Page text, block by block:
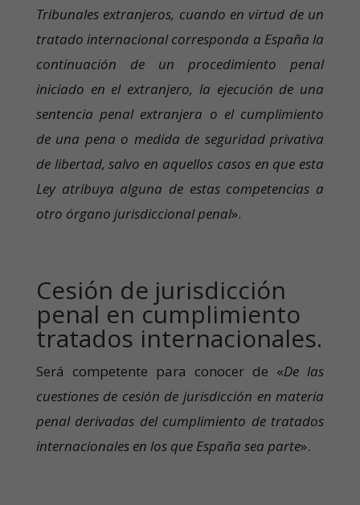
Tribunales extranjeros, cuando en virtud de un
tratado internacional corresponda a España la
continuación de un procedimiento penal
iniciado en el extranjero, la ejecución de una
sentencia penal extranjera o el cumplimiento
de una pena o medida de seguridad privativa
de libertad, salvo en aquellos casos en que esta
Ley atribuya alguna de estas competencias a
otro órgano jurisdiccional penal».
Cesión de jurisdicción
penal en cumplimiento
tratados internacionales.
Será competente para conocer de «De las
cuestiones de cesión de jurisdicción en materia
penal derivadas del cumplimiento de tratados
internacionales en los que España sea parte».